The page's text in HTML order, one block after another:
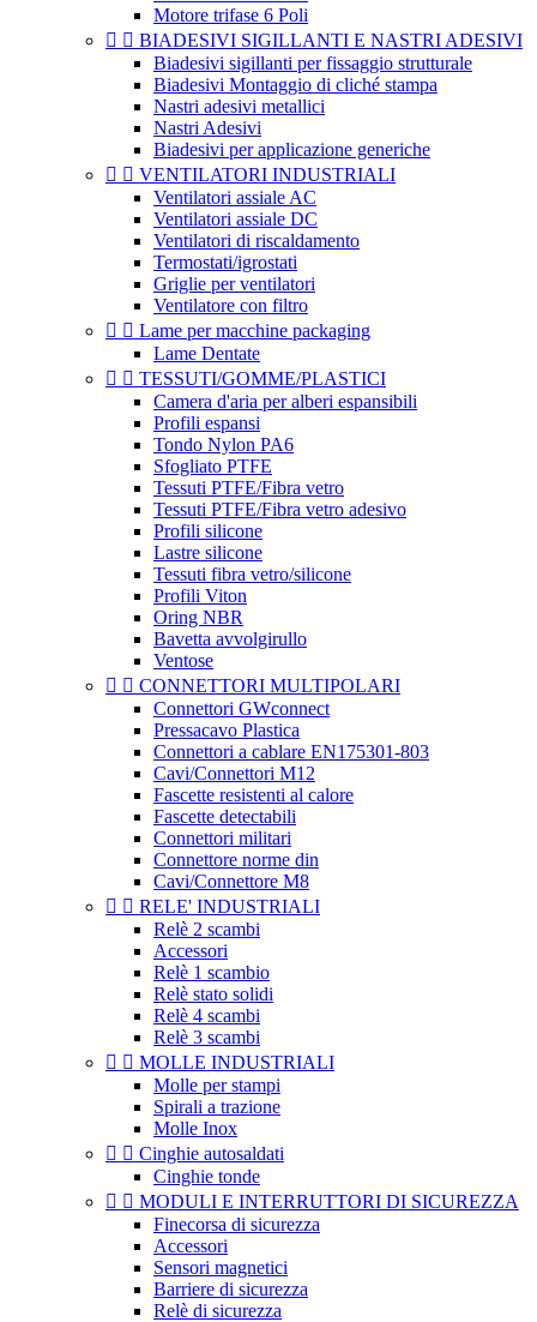
Motore trifase 6 Poli
  BIADESIVI SIGILLANTI E NASTRI ADESIVI
Biadesivi sigillanti per fissaggio strutturale
Biadesivi Montaggio di cliché stampa
Nastri adesivi metallici
Nastri Adesivi
Biadesivi per applicazione generiche
  VENTILATORI INDUSTRIALI
Ventilatori assiale AC
Ventilatori assiale DC
Ventilatori di riscaldamento
Termostati/igrostati
Griglie per ventilatori
Ventilatore con filtro
  Lame per macchine packaging
Lame Dentate
  TESSUTI/GOMME/PLASTICI
Camera d'aria per alberi espansibili
Profili espansi
Tondo Nylon PA6
Sfogliato PTFE
Tessuti PTFE/Fibra vetro
Tessuti PTFE/Fibra vetro adesivo
Profili silicone
Lastre silicone
Tessuti fibra vetro/silicone
Profili Viton
Oring NBR
Bavetta avvolgirullo
Ventose
  CONNETTORI MULTIPOLARI
Connettori GWconnect
Pressacavo Plastica
Connettori a cablare EN175301-803
Cavi/Connettori M12
Fascette resistenti al calore
Fascette detectabili
Connettori militari
Connettore norme din
Cavi/Connettore M8
  RELE' INDUSTRIALI
Relè 2 scambi
Accessori
Relè 1 scambio
Relè stato solidi
Relè 4 scambi
Relè 3 scambi
  MOLLE INDUSTRIALI
Molle per stampi
Spirali a trazione
Molle Inox
  Cinghie autosaldati
Cinghie tonde
  MODULI E INTERRUTTORI DI SICUREZZA
Finecorsa di sicurezza
Accessori
Sensori magnetici
Barriere di sicurezza
Relè di sicurezza